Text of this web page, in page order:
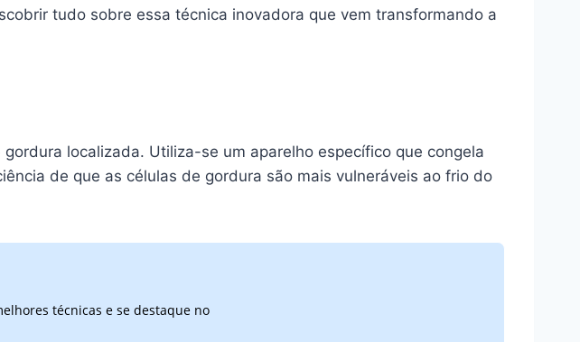
tudo sobre essa técnica inovadora que vem transformando a
localizada. Utiliza-se um aparelho específico que congela
de que as células de gordura são mais vulneráveis ao frio do
técnicas e se destaque no